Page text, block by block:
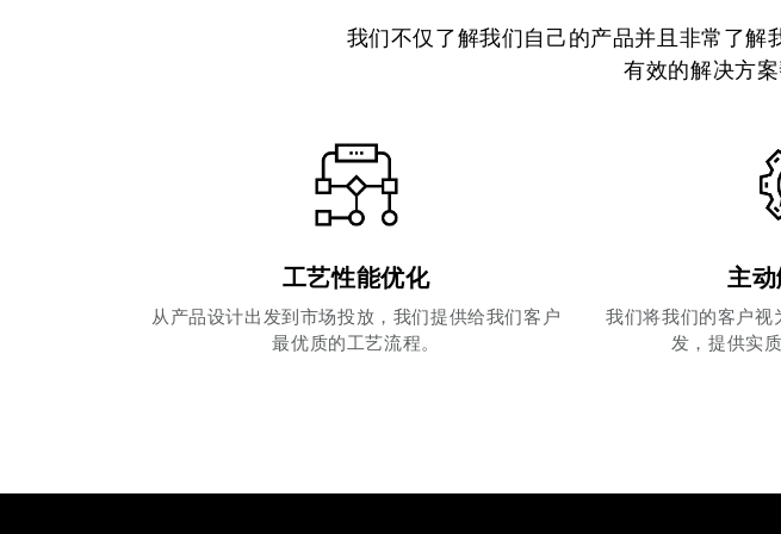
我们不仅了解我们自己的产品并且非常了
有效的解决方
工艺性能优化
从产品设计出发到市场投放，我们提供给我们客户
最优质的工艺流程。
主
我们将我们的客户视
发，提供实